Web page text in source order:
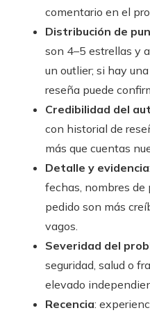
comentario en el
Distribución de
son 4–5 estrellas y
un outlier; si hay
reseña puede
Credibilidad del
con historial de
más que cuentas
Detalle y evidencia
fechas, nombres de
pedido son más
vagos.
Severidad del
seguridad, salud o
elevado
Recencia: